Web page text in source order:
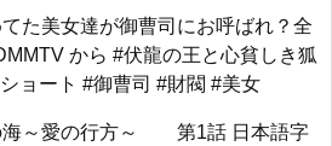
た美女達が御曹司にお呼ばれ？全
から #伏龍の王と心貧しき狐
ョート #御曹司 #財閥 #美女
海～愛の行方～ 第1話 日本語字